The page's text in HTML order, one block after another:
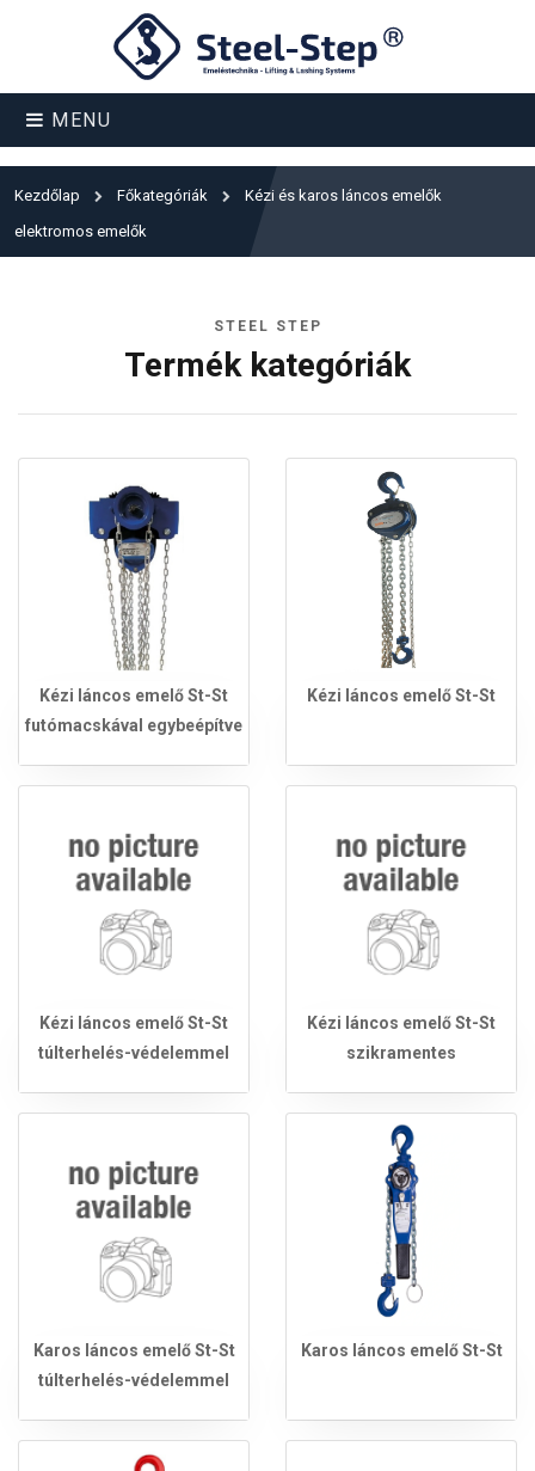
MENU
Kezdőlap Főkategóriák
Kézi és karos láncos emelők
elektromos emelők
STEEL STEP
Termék kategóriák
Kézi láncos emelő St-St
futómacskával egybeépítve
Kézi láncos emelő St-St
Kézi láncos emelő St-St
túlterhelés-védelemmel
Kézi láncos emelő St-St
szikramentes
Karos láncos emelő St-St
túlterhelés-védelemmel
Karos láncos emelő St-St